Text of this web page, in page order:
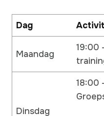
Dag
Maandag
19:00
Dinsdag
18:00